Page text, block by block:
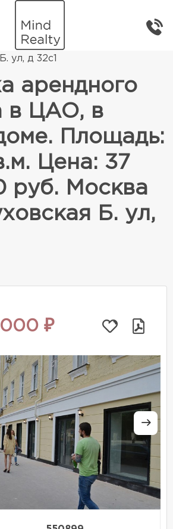
недвижимость
ул, д 32с1
арендного
в ЦАО, в
Площадь:
Цена: 37
руб. Москва
Б. ул,
₽